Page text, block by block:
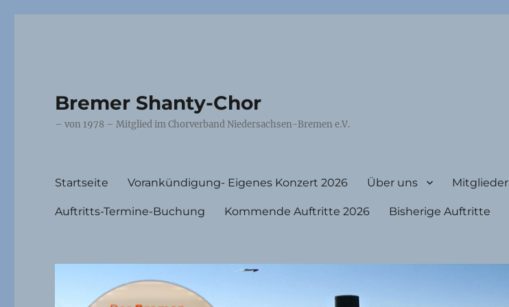
Bremer Shanty-Chor
– von 1978 – Mitglied im Chorverband Niedersachsen-Bremen e.V.
Startseite Vorankündigung- Eigenes Konzert 2026 Über uns Mitglieder
Auftritts-Termine-Buchung Kommende Auftritte 2026 Bisherige Auftritte